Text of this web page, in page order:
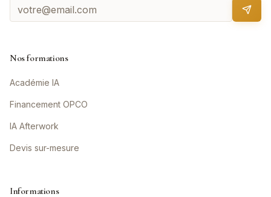
Nos formations
Académie IA
Financement OPCO
IA Afterwork
Devis sur-mesure
Informations